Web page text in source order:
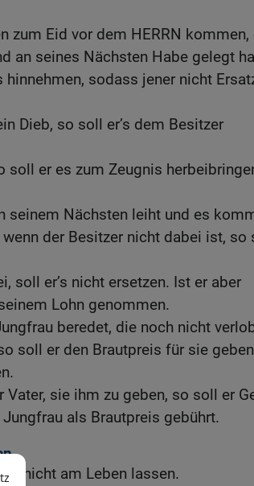
zum Eid vor dem HERRN kommen,
an seines Nächsten Habe gelegt
sodass jener nicht
Dieb, so soll er’s dem Besitzer
soll er es zum Zeugnis
seinem Nächsten leiht und es
der Besitzer nicht dabei ist, so
soll er’s nicht ersetzen. Ist er aber
Lohn genommen.
beredet, die noch nicht
soll er den Brautpreis für sie geben
Vater, sie ihm zu geben, so soll er
als Brautpreis gebührt.
du nicht am Leben lassen.